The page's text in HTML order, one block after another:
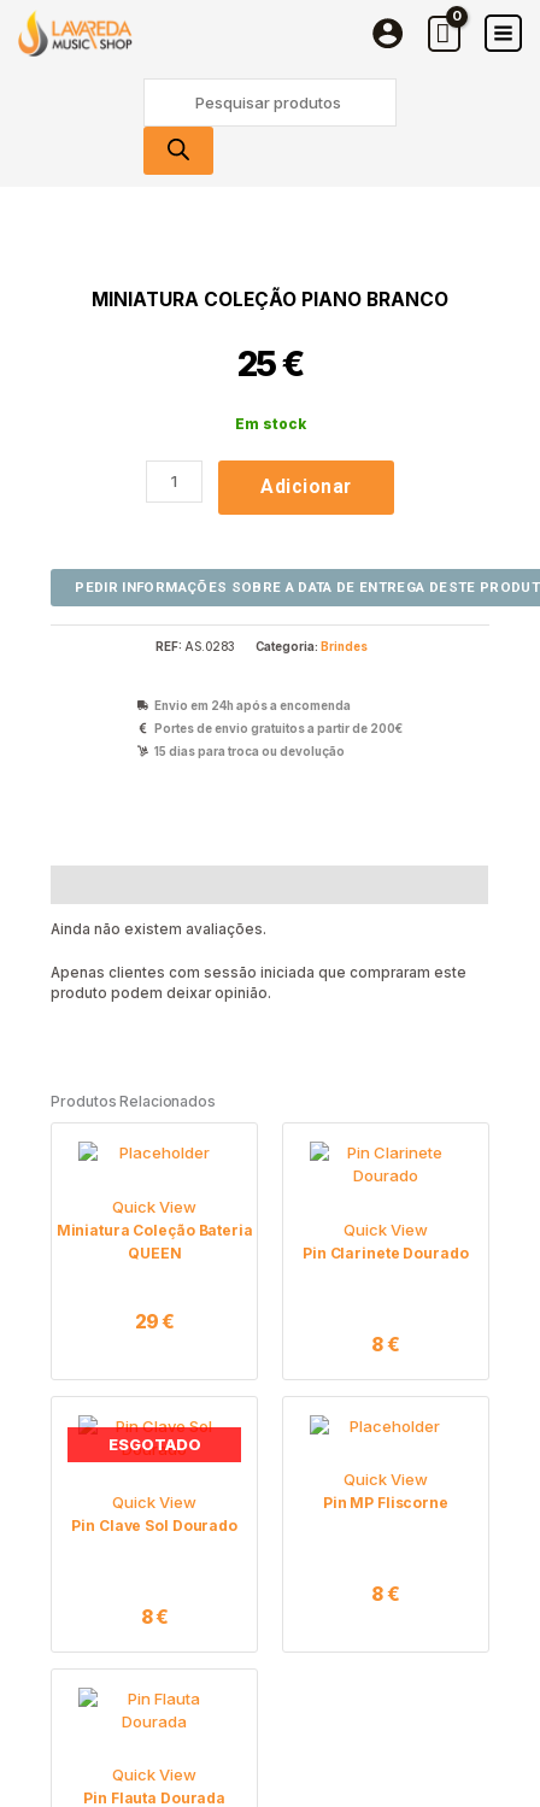
content
search
MINIATURA COLEÇÃO PIANO BRANCO
25€
Em stock
Coleção
Piano
Adicionar
REF: AS.0283 Categoria: Brindes
Envio em 24h após a encomenda
Portes de envio gratuitos a partir de 200€
15 dias para troca ou devolução
Ainda não existem avaliações.
Apenas clientes com sessão iniciada que compraram este
produto podem deixar opinião.
Produtos Relacionados
Quick View
Miniatura Coleção Bateria
QUEEN
29€
Quick View
Pin Clarinete Dourado
8€
ESGOTADO
Quick View
Pin Clave Sol Dourado
8€
Quick View
Pin MP Fliscorne
8€
Quick View
Pin Flauta Dourada